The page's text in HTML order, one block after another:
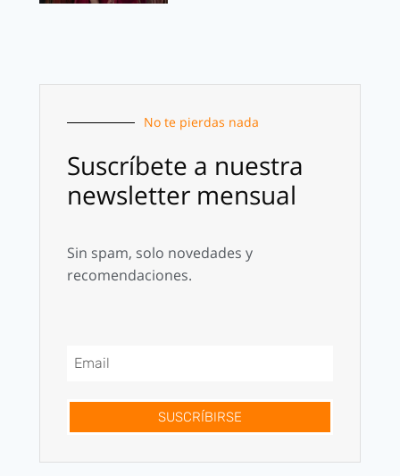
No te pierdas nada
Suscríbete a nuestra
newsletter mensual
Sin spam, solo novedades y
recomendaciones.
SUSCRÍBIRSE